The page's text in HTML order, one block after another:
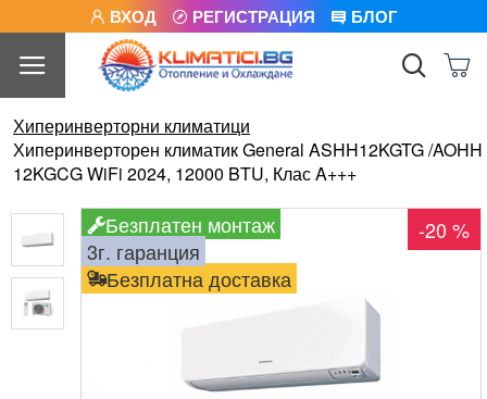
ВХОД РЕГИСТРАЦИЯ БЛОГ
Хиперинверторни климатици
Хиперинверторен климатик General ASHH12KGTG /AOHH
12KGCG WiFi 2024, 12000 BTU, Клас A+++
Безплатен монтаж
Безплатна доставка
3г. гаранция
-20 %